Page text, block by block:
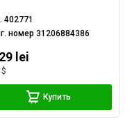
402771
номер31206884386
lei
Купить